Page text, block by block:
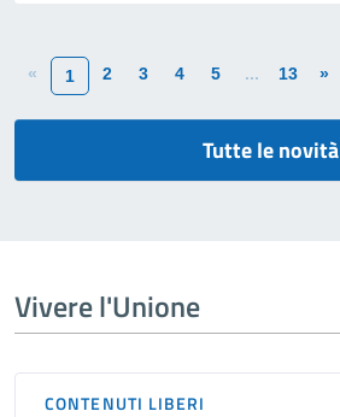
« 1 2 3 4 5 ... 13 »
Tutte le novità
Vivere l'Unione
CONTENUTI LIBERI